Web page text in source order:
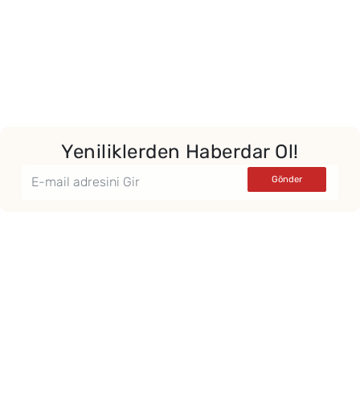
Yeniliklerden Haberdar Ol!